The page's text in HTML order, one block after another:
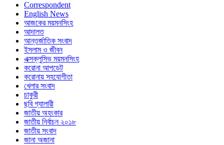
Correspondent
English News
আজকের ময়মনসিংহ
আদালত
আন্তর্জাতিক সংবাদ
ইসলাম ও জীবন
এক্সক্লুসিভ ময়মনসিংহ
করোনা আপডেট
করোনায় সহযোগীতা
খেলার সংবাদ
চাকুরী
ছবি গ্যালারী
জাতীয় অহংকার
জাতীয় নির্বাচন ২০১৮
জাতীয় সংবাদ
জানা অজানা